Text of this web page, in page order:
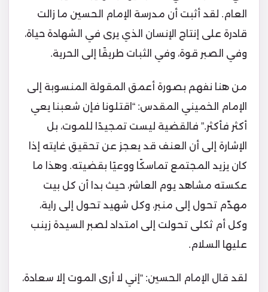
العام. لقد أثبت أن مدرسة الإمام الحسين ما زالت
قادرة على إنتاج الإنسان الذي يرى في الشهادة حياة،
وفي الصبر قوة، وفي الثبات طريقًا إلى الحرية.
من هنا نفهم بصورة أعمق المقولة المنسوبة إلى
الإمام الخميني المقدس: “اقتلونا فإن شعبنا يعي
أكثر فأكثر.” فالقضية ليست تمجيدًا للموت، بل
الإشارة إلى أن العنف قد يعجز عن تحقيق غايته إذا
كان يزيد المجتمع تماسكًا ووعيًا بقضيته. وهذا ما
عكسته مشاهد يوم العاشر، حيث بدا أن كل بيت
مهدّم تحول إلى منبر، وكل شهيد تحول إلى راية،
وكل أم ثكلى تحولت إلى امتداد لصبر السيدة زينب
عليها السلام.
لقد قال الإمام الحسين: “إني لا أرى الموت إلا سعادة،